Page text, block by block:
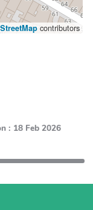
contributors
: 18 Feb 2026